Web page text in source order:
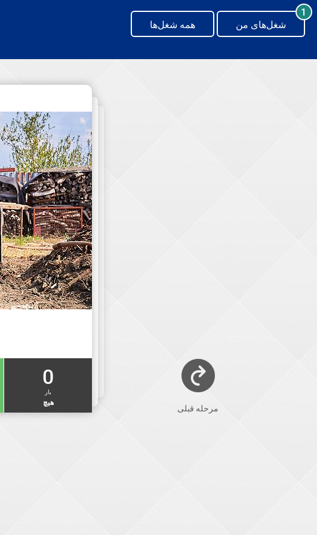
generating new hash
همه شغل‌ها شغل‌های من
1
مرحله قبلی
0
بار
هیچ